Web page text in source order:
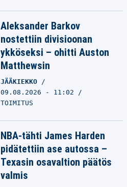
Aleksander Barkov
nostettiin divisioonan
ykköseksi – ohitti Auston
Matthewsin
JÄÄKIEKKO
09.08.2026 - 11:02
TOIMITUS
NBA-tähti James Harden
pidätettiin ase autossa –
Texasin osavaltion päätös
valmis